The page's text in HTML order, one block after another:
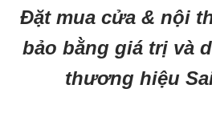
Đặt mua cửa & nội
bảo bằng giá trị và
thương hiệu